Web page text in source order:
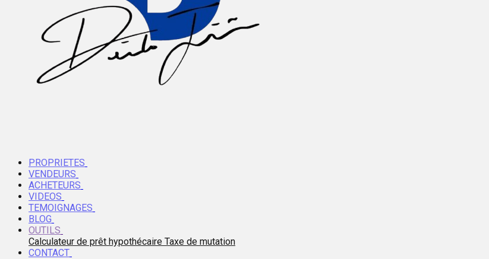
PROPRIETES
VENDEURS
ACHETEURS
VIDEOS
TEMOIGNAGES
BLOG
OUTILS
Calculateur de prêt hypothécaire Taxe de mutation
CONTACT